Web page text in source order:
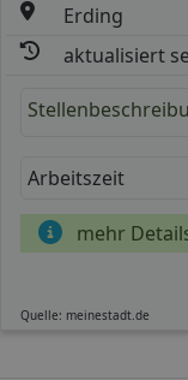
Erding
aktualisiert
Arbeitszeit
mehr
Quelle: meinestadt.de